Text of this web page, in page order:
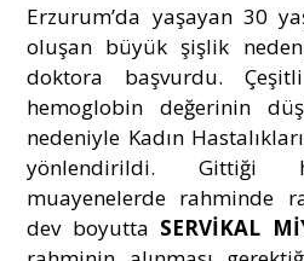
Erzurum’da yaşayan 30
oluşan büyük şişlik
doktora başvurdu.
hemoglobin değerinin
nedeniyle Kadın
yönlendirildi. Gittiği
muayenelerde rahminde
dev boyutta SERVİKAL